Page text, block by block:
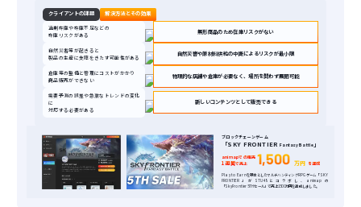
クライアントの課題 解決方法とその効果
過剰在庫や在庫不足などの
在庫リスクがある
無形商品のため在庫リスクがない
自然災害等が起きると
製品の生産に支障をきたす可能性がある
自然災害や原材料供給の中断によるリスクが最小限
倉庫等の整備と管理にコストがかかり
商品販売ができない
物理的な店舗や倉庫が必要なく、場所を問わず展開可能
需要予測の誤差や急激なトレンドの変化
に
対応する必要がある
新しいコンテンツとして販売できる
万円
1,500
1週間で売上
animapでの販売
を達成
ブロックチェーンゲーム
「SKY FRONTIERFantasy Battle」
Play to Earnを基本としたマルチハンティングRPGゲーム「SKY
FRONTIER」がSTU48とコラボし、animapの
「SkyFrontier5THセール」で売上1500万円を達成しました。